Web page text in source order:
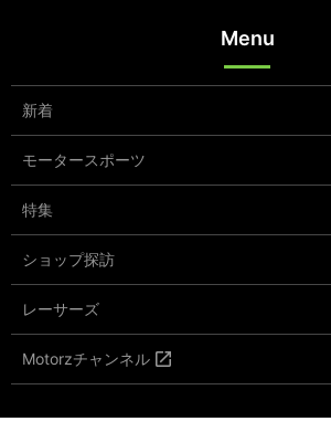
Menu
新着
モータースポーツ
特集
ショップ探訪
レーサーズ
Motorzチャンネル